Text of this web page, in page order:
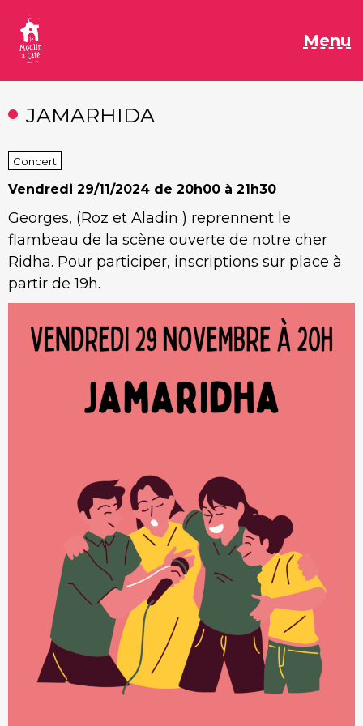
contenu
Menu
JAMARHIDA
Concert
Vendredi 29/11/2024 de 20h00 à 21h30
Georges, (Roz et Aladin ) reprennent le
flambeau de la scène ouverte de notre cher
Ridha. Pour participer, inscriptions sur place à
partir de 19h.